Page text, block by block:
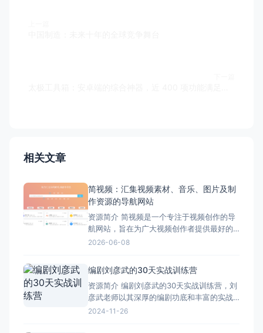
相关文章
简视频：汇集视频素材、音乐、图片及制
作资源的导航网站
资源简介 简视频是一个专注于视频创作的导
航网站，旨在为广大视频创作者提供最好的
创作体验。 它汇集了海量的视频素材、图片
高创作效率。该网站提供了丰富的资源，分
类清晰，方便用户查找。 它还推荐了优质的
资源和工具，帮
2026-06-08
编剧刘彦武的30天实战训练营
资源简介 编剧刘彦武的30天实战训练营，刘
彦武老师以其深厚的编剧功底和丰富的实战
经验，为学员们带来了一场别开生面的编剧
2024-11-26